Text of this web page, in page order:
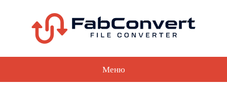
Меню